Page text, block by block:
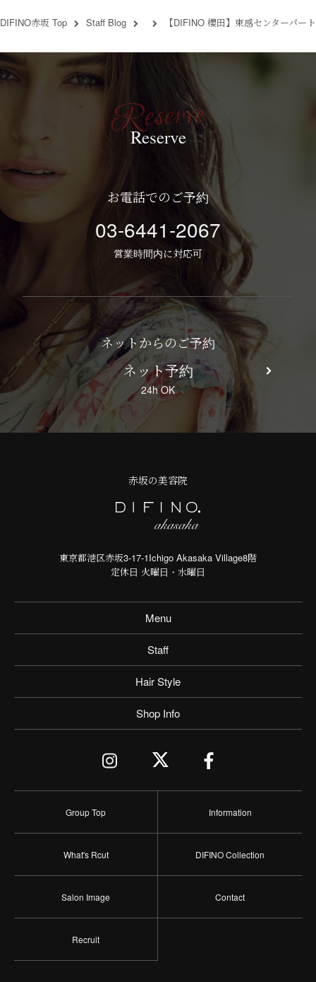
DIFINO赤坂 Top Staff Blog 【DIFINO 櫻田】束感センターパート
Reserve
お電話でのご予約
03-6441-2067
営業時間内に対応可
ネットからのご予約
ネット予約
24h OK
赤坂の美容院
東京都港区赤坂3-17-1Ichigo Akasaka Village8階
定休日 火曜日・水曜日
Menu
Staff
Hair Style
Shop Info
Group Top Information
What's Rcut DIFINO Collection
Salon Image Contact
Recruit